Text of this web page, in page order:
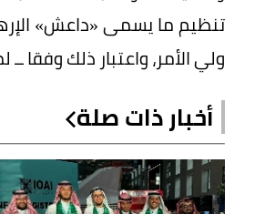
تنظيم ما يسمى «داعش»
ولي الأمر، واعتبار ذلك
أخبار ذات صلة